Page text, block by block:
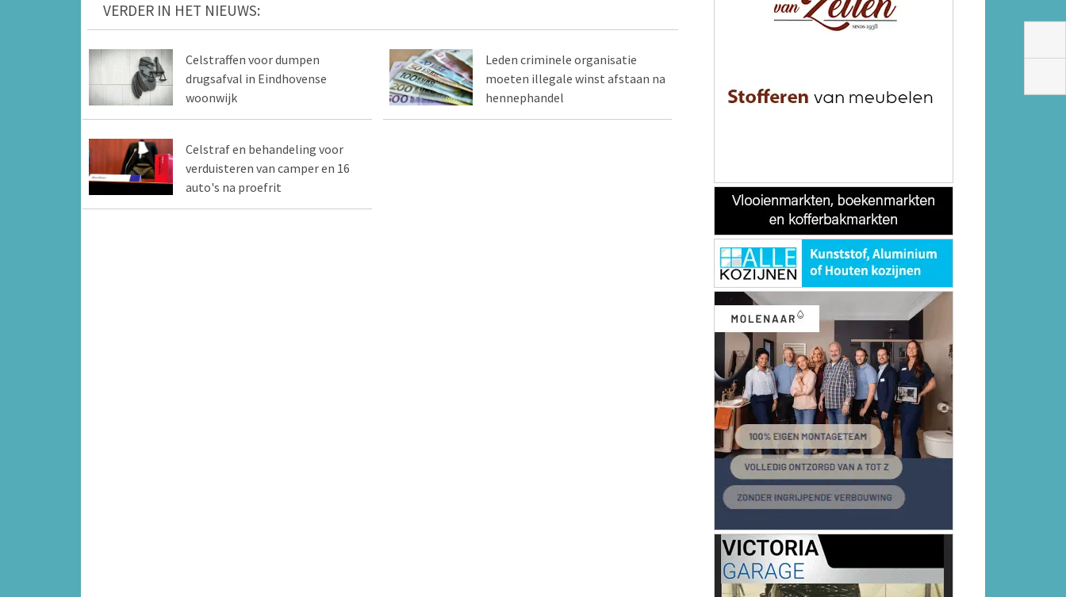
VERDER IN HET NIEUWS:
Celstraffen voor dumpen
drugsafval in Eindhovense
woonwijk
Leden criminele organisatie
moeten illegale winst afstaan na
hennephandel
Celstraf en behandeling voor
verduisteren van camper en 16
auto's na proefrit